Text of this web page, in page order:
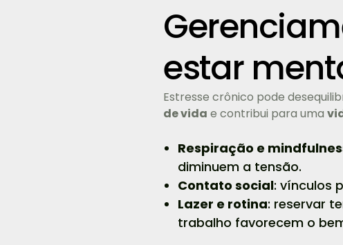
estar
Estresse crônico pode
de vida e contribui para uma
Respiração e
diminuem a tensão.
Contato social: vínculos
Lazer e rotina: reservar
trabalho favorecem o